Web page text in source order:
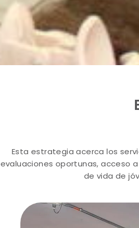
Esta estrategia acerca los
evaluaciones oportunas, acceso
de vida de